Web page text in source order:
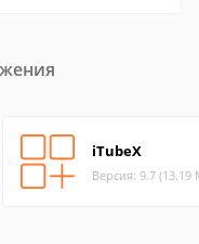
iTubeX
Версия: 9.7 (13.19